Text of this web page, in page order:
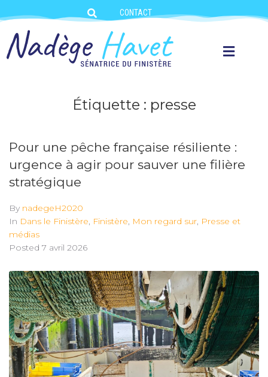
CONTACT
Étiquette : presse
Pour une pêche française résiliente :
urgence à agir pour sauver une filière
stratégique
By nadegeH2020
In Dans le Finistère, Finistère, Mon regard sur, Presse et
médias
Posted 7 avril 2026